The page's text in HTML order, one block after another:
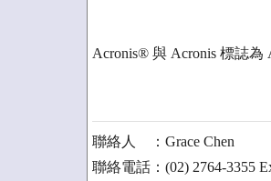
Acronis® 與 Acronis 標誌為
聯絡人 ：Grace Chen
聯絡電話：(02) 2764-3355